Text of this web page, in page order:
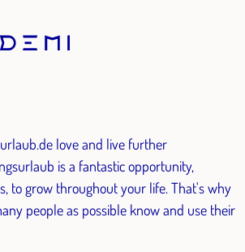
love and live further
is a fantastic opportunity,
to grow throughout your life. That's why
people as possible know and use their